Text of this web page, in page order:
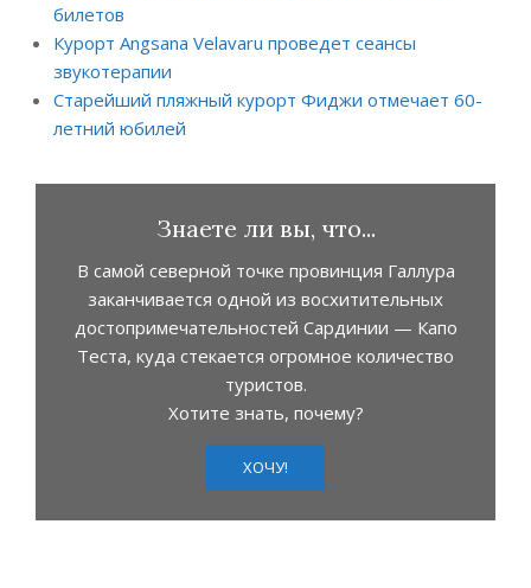
билетов
Курорт Angsana Velavaru проведет сеансы
звукотерапии
Старейший пляжный курорт Фиджи отмечает 60-
летний юбилей
Знаете ли вы, что...
В самой северной точке провинция Галлура
заканчивается одной из восхитительных
достопримечательностей Сардинии — Капо
Теста, куда стекается огромное количество
туристов.
Хотите знать, почему?
ХОЧУ!